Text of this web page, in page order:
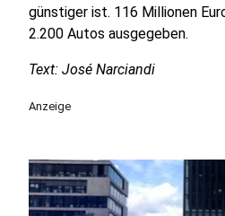
günstiger ist. 116 Millionen
2.200 Autos ausgegeben.
Text: José Narciandi
Anzeige